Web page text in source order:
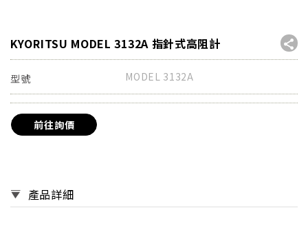
KYORITSU MODEL 3132A 指針式高阻計
型號 MODEL 3132A
前往詢價
產品詳細